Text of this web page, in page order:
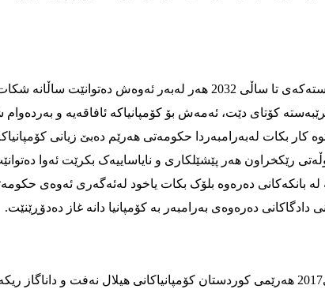
دانه‌ گاز له‌به‌ر ئه‌وه‌ی گرێبه‌سته‌که‌ی تا ساڵی 2032 هه‌ر له‌به‌ر
کۆتای دێت، ئه‌مه‌ش بۆ کۆمپانیاکه‌ ئافاقه‌یه‌ و
کار بکات له‌به‌رامبه‌ردا حکومه‌تی هه‌رێم ده‌بێ زیانی
رێکخراون هه‌ر پێشێلکاری و نایاساییه‌ک بکرێت ئه‌وا
بانکه‌کانی ده‌ره‌وه‌ بلۆک بکات یاخود له‌ئه‌گه‌ری ئه‌وه‌ی
دادگاکانی ده‌ره‌وه‌ی به‌رامبه‌ر به‌ کۆمپانیا دانه‌ غاز ده‌دۆڕێنێت‌.